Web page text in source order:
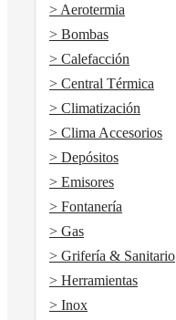
> Aerotermia
> Bombas
> Calefacción
> Central Térmica
> Climatización
> Clima Accesorios
> Depósitos
> Emisores
> Fontanería
> Gas
> Grifería & Sanitario
> Herramientas
> Inox